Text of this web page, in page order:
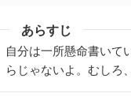
あらすじ
自分は一所懸命書いて
らじゃないよ。むしろ